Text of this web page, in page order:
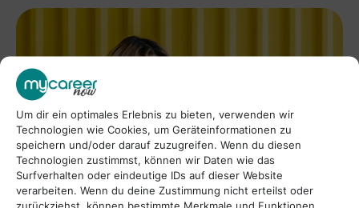
Um dir ein optimales Erlebnis zu bieten, verwenden wir
Technologien wie Cookies, um Geräteinformationen zu
speichern und/oder darauf zuzugreifen. Wenn du diesen
Technologien zustimmst, können wir Daten wie das
Surfverhalten oder eindeutige IDs auf dieser Website
verarbeiten. Wenn du deine Zustimmung nicht erteilst oder
zurückziehst, können bestimmte Merkmale und Funktionen